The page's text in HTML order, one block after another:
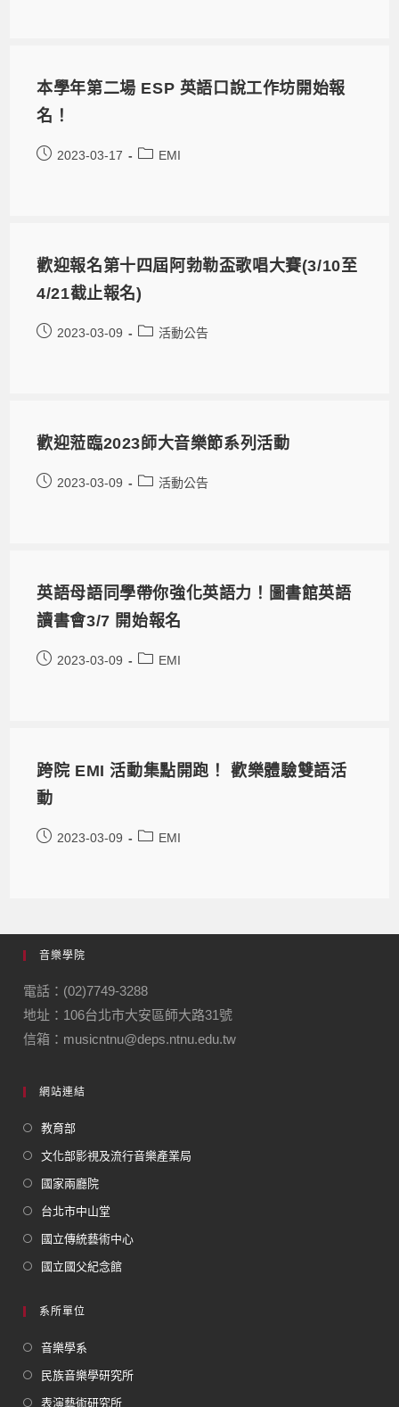
本學年第二場 ESP 英語口說工作坊開始報
名！
2023-03-17 EMI
歡迎報名第十四屆阿勃勒盃歌唱大賽(3/10至
4/21截止報名)
2023-03-09 活動公告
歡迎蒞臨2023師大音樂節系列活動
2023-03-09 活動公告
英語母語同學帶你強化英語力！圖書館英語
讀書會3/7 開始報名
2023-03-09 EMI
跨院 EMI 活動集點開跑！ 歡樂體驗雙語活
動
2023-03-09 EMI
音樂學院
電話：(02)7749-3288
地址：106台北市大安區師大路31號
信箱：musicntnu@deps.ntnu.edu.tw
網站連結
教育部
文化部影視及流行音樂產業局
國家兩廳院
台北市中山堂
國立傳統藝術中心
國立國父紀念館
系所單位
音樂學系
民族音樂學研究所
表演藝術研究所